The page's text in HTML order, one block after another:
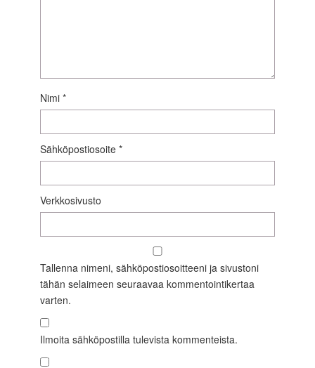
Nimi *
Sähköpostiosoite *
Verkkosivusto
Tallenna nimeni, sähköpostiosoitteeni ja sivustoni
tähän selaimeen seuraavaa kommentointikertaa
varten.
Ilmoita sähköpostilla tulevista kommenteista.